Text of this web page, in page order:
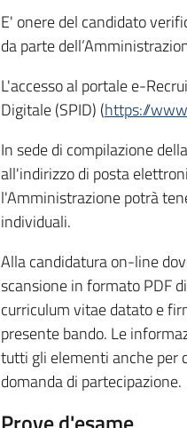
E' onere del candidato
da parte
L'accesso al portale e-
Digitale (SPID) (https://
In sede di compilazione
all'indirizzo di posta
l'Amministrazione potrà
individuali.
Alla candidatura on-line
scansione in formato PDF
curriculum vitae datato e
presente bando. Le
tutti gli elementi anche per
domanda di partecipazione.